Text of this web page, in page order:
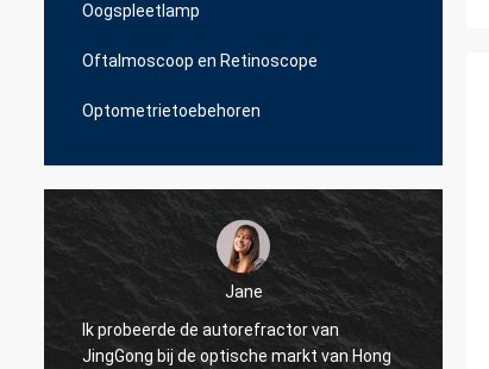
Oogspleetlamp
Oftalmoscoop en Retinoscope
Optometrietoebehoren
Jane
Ik probeerde de autorefractor van
JingGong bij de optische markt van Hong